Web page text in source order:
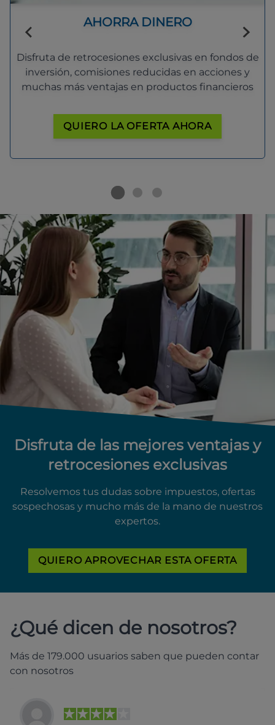
AHORRA DINERO
Disfruta de retrocesiones exclusivas en fondos de
inversión, comisiones reducidas en acciones y
muchas más ventajas en productos financieros
QUIERO LA OFERTA AHORA
Disfruta de las mejores ventajas y
retrocesiones exclusivas
Resolvemos tus dudas sobre impuestos, ofertas
sospechosas y mucho más de la mano de nuestros
expertos.
QUIERO APROVECHAR ESTA OFERTA
¿Qué dicen de nosotros?
Más de 179.000 usuarios saben que pueden contar
con nosotros